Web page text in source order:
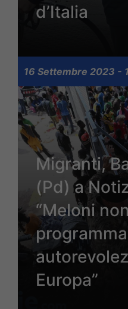
d’Italia
16 Settembre 2023 -
Migranti,
(Pd) a
“Meloni
Europa”